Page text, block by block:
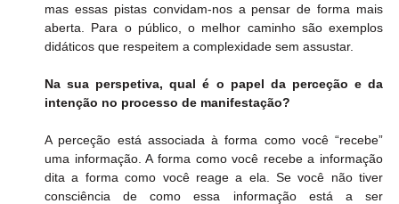
mas essas pistas convidam-nos a pensar de forma mais
aberta. Para o público, o melhor caminho são exemplos
didáticos que respeitem a complexidade sem assustar.
Na sua perspetiva, qual é o papel da perceção e da
intenção no processo de manifestação?
A perceção está associada à forma como você “recebe”
uma informação. A forma como você recebe a informação
dita a forma como você reage a ela. Se você não tiver
consciência de como essa informação está a ser